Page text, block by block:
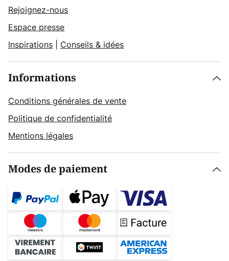
Rejoignez-nous
Espace presse
Inspirations
Conseils & idées
Informations
Conditions générales de vente
Politique de confidentialité
Mentions légales
Modes de paiement